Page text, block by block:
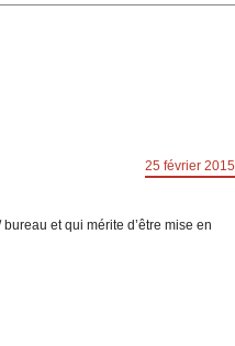
25 février 2015
et qui mérite d’être mise en